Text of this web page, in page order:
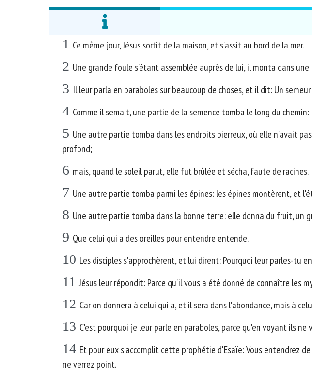
1 Ce même jour, Jésus sortit de la maison, et s'assit au bord de la mer.
2 Une grande foule s'étant assemblée auprès de lui, il monta dans
3 Il leur parla en paraboles sur beaucoup de choses, et il dit: Un
4 Comme il semait, une partie de la semence tomba le long du
5 Une autre partie tomba dans les endroits pierreux, où elle n'avait
profond;
6 mais, quand le soleil parut, elle fut brûlée et sécha, faute de racines.
7 Une autre partie tomba parmi les épines: les épines montèrent, et
8 Une autre partie tomba dans la bonne terre: elle donna du fruit, un
9 Que celui qui a des oreilles pour entendre entende.
10 Les disciples s'approchèrent, et lui dirent: Pourquoi leur parles-tu
11 Jésus leur répondit: Parce qu'il vous a été donné de connaître les
12 Car on donnera à celui qui a, et il sera dans l'abondance, mais à
13 C'est pourquoi je leur parle en paraboles, parce qu'en voyant ils
14 Et pour eux s'accomplit cette prophétie d'Esaïe: Vous entendrez
ne verrez point.